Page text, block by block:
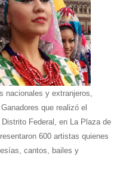
nacionales y extranjeros,
que realizó el
Federal, en La Plaza de
600 artistas quienes
cantos, bailes y